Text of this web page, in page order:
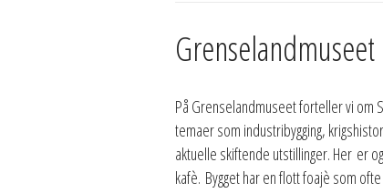
Grenselandmuseet
På Grenselandmuseet forteller vi om
temaer som industribygging,
aktuelle skiftende utstillinger. Her er
kafè. Bygget har en flott foajè som